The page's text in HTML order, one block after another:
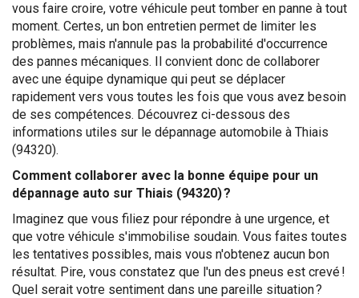
vous faire croire, votre véhicule peut tomber en panne à tout
moment. Certes, un bon entretien permet de limiter les
problèmes, mais n'annule pas la probabilité d'occurrence
des pannes mécaniques. Il convient donc de collaborer
avec une équipe dynamique qui peut se déplacer
rapidement vers vous toutes les fois que vous avez besoin
de ses compétences. Découvrez ci-dessous des
informations utiles sur le dépannage automobile à Thiais
(94320).
Comment collaborer avec la bonne équipe pour un
dépannage auto sur Thiais (94320) ?
Imaginez que vous filiez pour répondre à une urgence, et
que votre véhicule s'immobilise soudain. Vous faites toutes
les tentatives possibles, mais vous n'obtenez aucun bon
résultat. Pire, vous constatez que l'un des pneus est crevé !
Quel serait votre sentiment dans une pareille situation ?